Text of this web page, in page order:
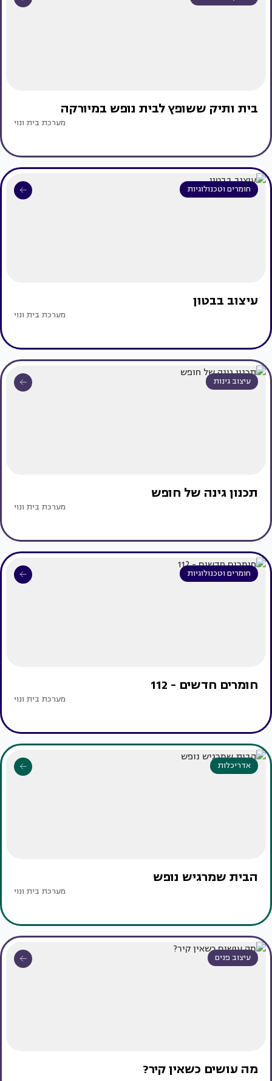
בית ותיק ששופץ לבית נופש במיורקה
מערכת בית ונוי
חומרים וטכנולוגיות
עיצוב בבטון
מערכת בית ונוי
עיצוב גינות
תכנון גינה של חופש
מערכת בית ונוי
חומרים וטכנולוגיות
חומרים חדשים - 112
מערכת בית ונוי
אדריכלות
הבית שמרגיש נופש
מערכת בית ונוי
עיצוב פנים
מה עושים כשאין קיר?